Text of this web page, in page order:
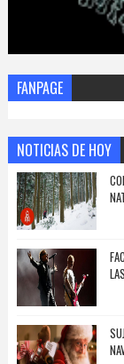
FANPAGE
NOTICIAS DE HOY